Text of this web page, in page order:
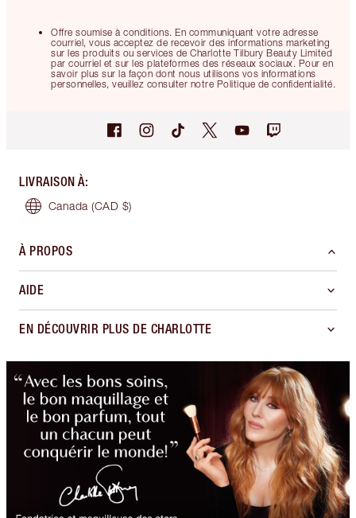
Offre soumise à conditions. En communiquant votre adresse
courriel, vous acceptez de recevoir des informations marketing
sur les produits ou services de Charlotte Tilbury Beauty Limited
par courriel et sur les plateformes des réseaux sociaux. Pour en
savoir plus sur la façon dont nous utilisons vos informations
personnelles, veuillez consulter notre Politique de confidentialité.
LIVRAISON À:
Canada (CAD $)
À PROPOS
AIDE
EN DÉCOUVRIR PLUS DE CHARLOTTE